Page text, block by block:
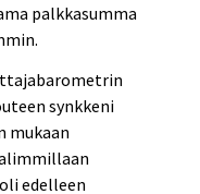
palkkasumma
synkkeni
mukaan
edelleen